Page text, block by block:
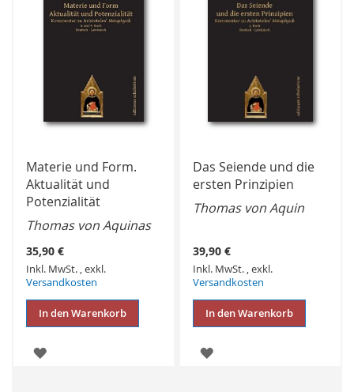
Materie und Form.
Aktualität und
Potenzialität
Thomas von Aquinas
35,90 €
Inkl. MwSt. ,exkl.
Versandkosten
In den Warenkorb
ZUR
Das Seiende und die
ersten Prinzipien
Thomas von Aquin
39,90 €
Inkl. MwSt. ,exkl.
Versandkosten
In den Warenkorb
ZUR